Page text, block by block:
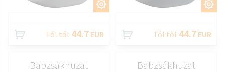
TESTRESZAB
Tól től 44.7 EUR
TESTRESZAB
Tól től 44.7 EUR
Babzsákhuzat Babzsákhuzat